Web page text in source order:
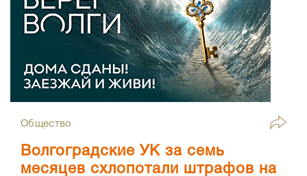
Общество
Волгоградские УК за семь
месяцев схлопотали штрафов на